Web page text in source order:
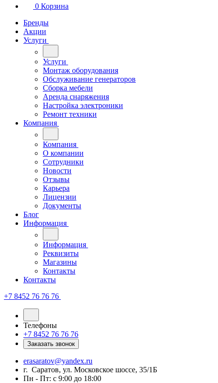
0 Корзина
Бренды
Акции
Услуги
Услуги
Монтаж оборудования
Обслуживание генераторов
Сборка мебели
Аренда снаряжения
Настройка электроники
Ремонт техники
Компания
Компания
О компании
Сотрудники
Новости
Отзывы
Карьера
Лицензии
Документы
Блог
Информация
Информация
Реквизиты
Магазины
Контакты
Контакты
+7 8452 76 76 76
Телефоны
+7 8452 76 76 76
Заказать звонок
erasaratov@yandex.ru
г. Саратов, ул. Московское шоссе, 35/1Б
Пн - Пт: с 9:00 до 18:00